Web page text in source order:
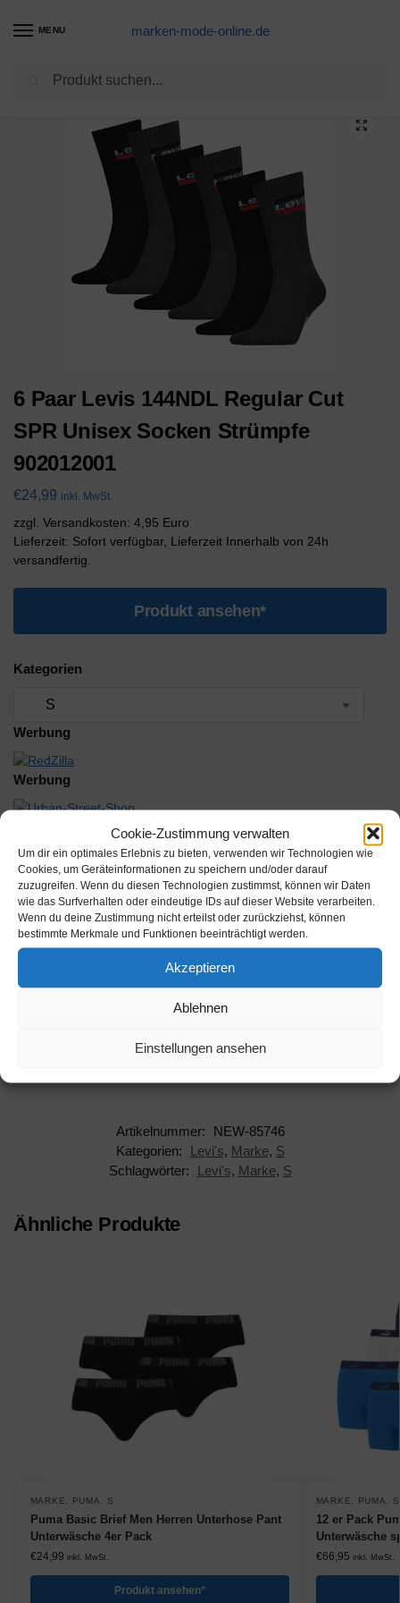
Cookie-Zustimmung verwalten
Um dir ein optimales Erlebnis zu bieten, verwenden wir Technologien wie
Cookies, um Geräteinformationen zu speichern und/oder darauf
zuzugreifen. Wenn du diesen Technologien zustimmst, können wir Daten
wie das Surfverhalten oder eindeutige IDs auf dieser Website verarbeiten.
Wenn du deine Zustimmung nicht erteilst oder zurückziehst, können
bestimmte Merkmale und Funktionen beeinträchtigt werden.
Akzeptieren
Ablehnen
Einstellungen ansehen
MENU marken-mode-online.de
Marke Levi's / S
6 Paar Levis 144NDL Regular Cut
SPR Unisex Socken Strümpfe
902012001
€24,99 inkl. MwSt.
zzgl. Versandkosten: 4,95 Euro
Lieferzeit: Sofort verfügbar, Lieferzeit Innerhalb von 24h
versandfertig.
Produkt ansehen*
Kategorien
Werbung
Werbung
Beschreibung
Artikelnummer:
NEW-85746
Kategorien:
Levi's, Marke, S
Schlagwörter:
Levi's, Marke, S
Ähnliche Produkte
MARKE, PUMA, S
Puma Basic Brief Men Herren Unterhose Pant
Unterwäsche 4er Pack
€24,99 inkl. MwSt.
Produkt ansehen*
MARKE, PUMA, S
12 er Pack
Unterwäsche
€66,95 inkl. MwSt.